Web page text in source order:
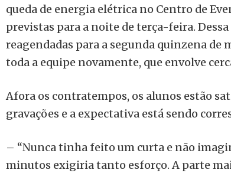
queda de energia elétrica no Centro de
previstas para a noite de terça-feira.
reagendadas para a segunda quinzena de
toda a equipe novamente, que envolve
Afora os contratempos, os alunos estão
gravações e a expectativa está sendo
– “Nunca tinha feito um curta e não
minutos exigiria tanto esforço. A parte